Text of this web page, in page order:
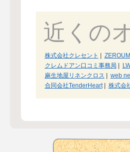
近くの
株式会社クレセント
クレムドアン口コミ事務局
麻生地屋リネンクロス
web
合同会社TenderHeart| 株式会